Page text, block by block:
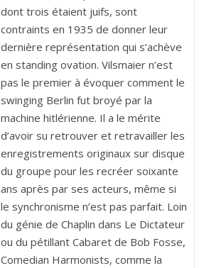
dont trois étaient juifs, sont
contraints en 1935 de donner leur
dernière représentation qui s’achève
en standing ovation. Vilsmaier n’est
pas le premier à évoquer comment le
swinging Berlin fut broyé par la
machine hitlérienne. Il a le mérite
d’avoir su retrouver et retravailler les
enregistrements originaux sur disque
du groupe pour les recréer soixante
ans après par ses acteurs, même si
le synchronisme n’est pas parfait. Loin
du génie de Chaplin dans Le Dictateur
ou du pétillant Cabaret de Bob Fosse,
Comedian Harmonists, comme la